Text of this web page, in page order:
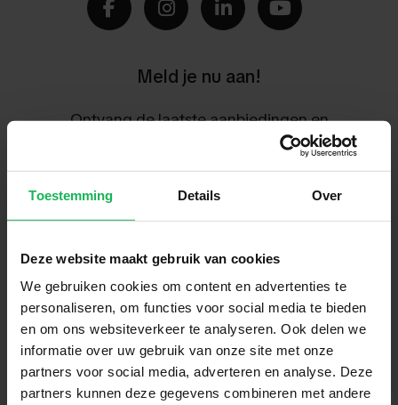
Toestemming Details Over
Deze website maakt gebruik van cookies
We gebruiken cookies om content en advertenties te
personaliseren, om functies voor social media te bieden
en om ons websiteverkeer te analyseren. Ook delen we
informatie over uw gebruik van onze site met onze
partners voor social media, adverteren en analyse. Deze
partners kunnen deze gegevens combineren met andere
Meld je nu aan!
Ontvang de laatste aanbiedingen en
Aanmelden
Wij versleutelen alle gegevens via SSL